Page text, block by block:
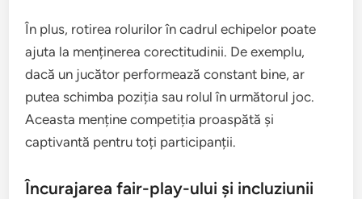
În plus, rotirea rolurilor în cadrul echipelor poate
ajuta la menținerea corectitudinii. De exemplu,
dacă un jucător performează constant bine, ar
putea schimba poziția sau rolul în următorul joc.
Aceasta menține competiția proaspătă și
captivantă pentru toți participanții.
Încurajarea fair-play-ului și incluziunii